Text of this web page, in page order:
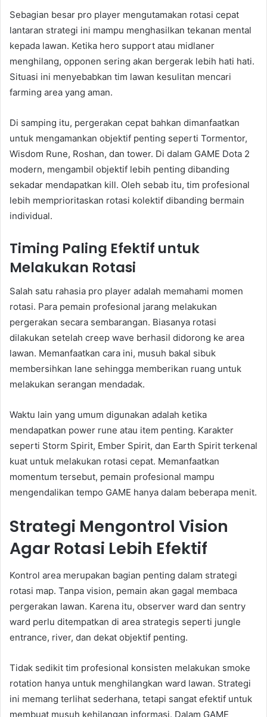
Sebagian besar pro player mengutamakan rotasi cepat
lantaran strategi ini mampu menghasilkan tekanan mental
kepada lawan. Ketika hero support atau midlaner
menghilang, opponen sering akan bergerak lebih hati hati.
Situasi ini menyebabkan tim lawan kesulitan mencari
farming area yang aman.
Di samping itu, pergerakan cepat bahkan dimanfaatkan
untuk mengamankan objektif penting seperti Tormentor,
Wisdom Rune, Roshan, dan tower. Di dalam GAME Dota 2
modern, mengambil objektif lebih penting dibanding
sekadar mendapatkan kill. Oleh sebab itu, tim profesional
lebih memprioritaskan rotasi kolektif dibanding bermain
individual.
Timing Paling Efektif untuk
Melakukan Rotasi
Salah satu rahasia pro player adalah memahami momen
rotasi. Para pemain profesional jarang melakukan
pergerakan secara sembarangan. Biasanya rotasi
dilakukan setelah creep wave berhasil didorong ke area
lawan. Memanfaatkan cara ini, musuh bakal sibuk
membersihkan lane sehingga memberikan ruang untuk
melakukan serangan mendadak.
Waktu lain yang umum digunakan adalah ketika
mendapatkan power rune atau item penting. Karakter
seperti Storm Spirit, Ember Spirit, dan Earth Spirit terkenal
kuat untuk melakukan rotasi cepat. Memanfaatkan
momentum tersebut, pemain profesional mampu
mengendalikan tempo GAME hanya dalam beberapa menit.
Strategi Mengontrol Vision
Agar Rotasi Lebih Efektif
Kontrol area merupakan bagian penting dalam strategi
rotasi map. Tanpa vision, pemain akan gagal membaca
pergerakan lawan. Karena itu, observer ward dan sentry
ward perlu ditempatkan di area strategis seperti jungle
entrance, river, dan dekat objektif penting.
Tidak sedikit tim profesional konsisten melakukan smoke
rotation hanya untuk menghilangkan ward lawan. Strategi
ini memang terlihat sederhana, tetapi sangat efektif untuk
membuat musuh kehilangan informasi. Dalam GAME